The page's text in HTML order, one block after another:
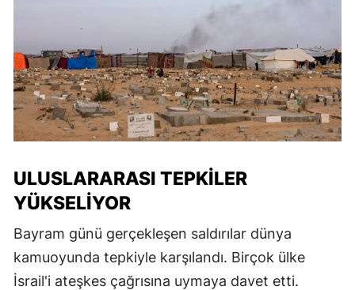
ULUSLARARASI TEPKILER
YÜKSELIYOR
Bayram günü gerçekleşen saldırılar dünya
kamuoyunda tepkiyle karşılandı. Birçok ülke
İsrail'i ateşkes çağrısına uymaya davet etti.